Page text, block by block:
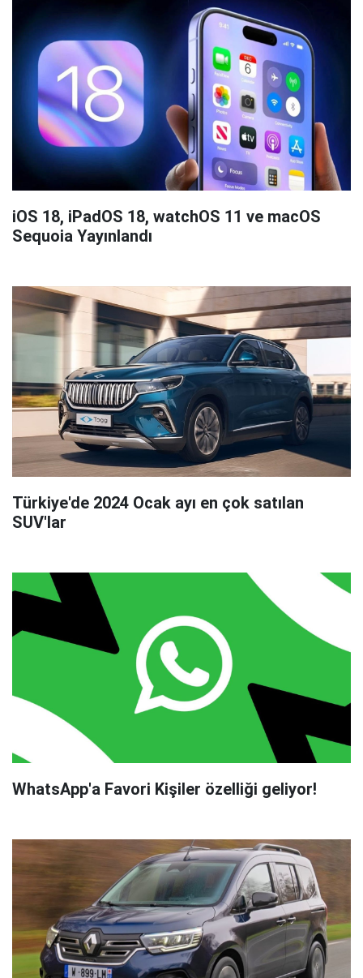
iOS 18, iPadOS 18, watchOS 11 ve macOS
Sequoia Yayınlandı
Türkiye'de 2024 Ocak ayı en çok satılan
SUV'lar
WhatsApp'a Favori Kişiler özelliği geliyor!